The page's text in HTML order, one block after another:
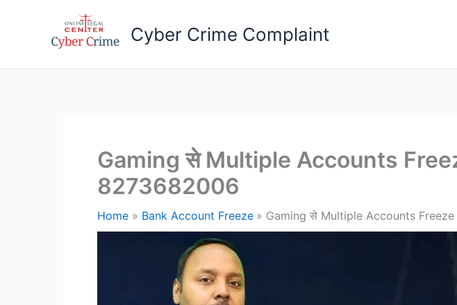
Cyber Crime Complaint
Gaming से Multiple Accounts
8273682006
Home Bank Account Freeze Gaming से Multiple Accounts